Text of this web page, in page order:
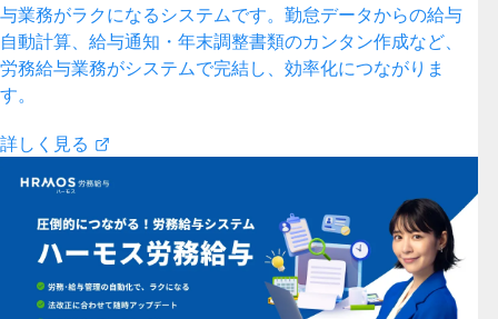
与業務がラクになるシステムです。勤怠データからの給与
自動計算、給与通知・年末調整書類のカンタン作成など、
労務給与業務がシステムで完結し、効率化につながりま
す。
詳しく見る